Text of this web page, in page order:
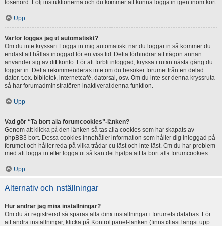
lösenord. Följ instruktionerna och du kommer att kunna logga in igen inom kort.
Upp
Varför loggas jag ut automatiskt?
Om du inte kryssar i Logga in mig automatiskt när du loggar in så kommer du
endast att hållas inloggad för en viss tid. Detta förhindrar att någon annan
använder sig av ditt konto. För att förbli inloggad, kryssa i rutan nästa gång du
loggar in. Detta rekommenderas inte om du besöker forumet från en delad
dator, t.ex. bibliotek, internetcafé, datorsal, osv. Om du inte ser denna kryssruta
så har forumadministratören inaktiverat denna funktion.
Upp
Vad gör “Ta bort alla forumcookies”-länken?
Genom att klicka på den länken så tas alla cookies som har skapats av
phpBB3 bort. Dessa cookies innehåller information som håller dig inloggad på
forumet och håller reda på vilka trådar du läst och inte läst. Om du har problem
med att logga in eller logga ut så kan det hjälpa att ta bort alla forumcookies.
Upp
Alternativ och inställningar
Hur ändrar jag mina inställningar?
Om du är registrerad så sparas alla dina inställningar i forumets databas. För
att ändra inställningar, klicka på Kontrollpanel-länken (finns oftast längst upp